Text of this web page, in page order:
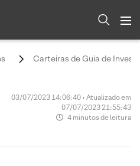
Carteiras de Guia de
03/07/2023 14:06:40 • Atualizado em
07/07/2023 21:55:43
4 minutos de leitura